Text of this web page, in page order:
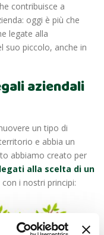
contribuisce a
oggi è più che
legate alla
suo piccolo, anche in
aziendali
un tipo di
e abbia un
abbiamo creato per
alla scelta di un
con i nostri principi: